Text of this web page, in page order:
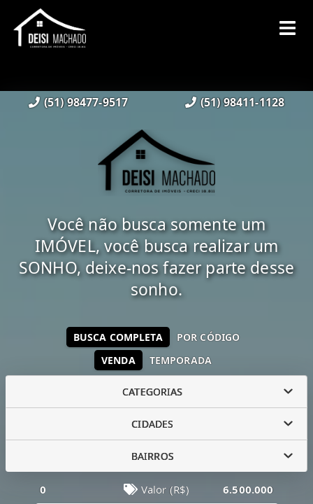
(51) 98477-9517 (51) 98411-1128
Você não busca somente um
IMÓVEL, você busca realizar um
SONHO, deixe-nos fazer parte desse
sonho.
VENDA TEMPORADA
BUSCA COMPLETA POR CÓDIGO
CATEGORIAS
CIDADES
BAIRROS
0 Valor (R$) 6.500.000